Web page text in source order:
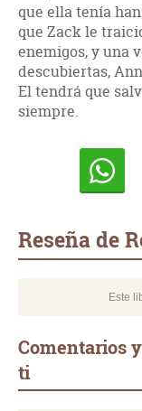
que ella tenía
que Zack le
enemigos, y una
descubiertas,
El tendrá que
siempre.
Reseña de
Este
Comentarios
ti